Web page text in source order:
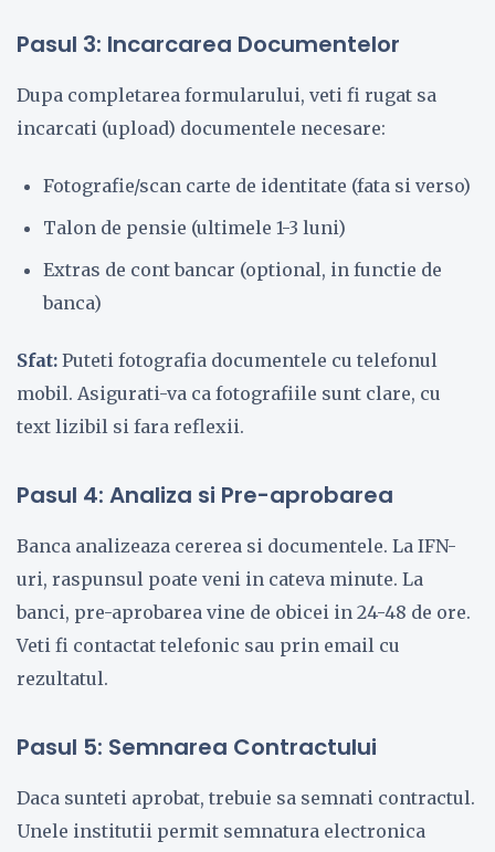
Pasul 3: Incarcarea Documentelor
Dupa completarea formularului, veti fi rugat sa
incarcati (upload) documentele necesare:
Fotografie/scan carte de identitate (fata si verso)
Talon de pensie (ultimele 1-3 luni)
Extras de cont bancar (optional, in functie de
banca)
Sfat: Puteti fotografia documentele cu telefonul
mobil. Asigurati-va ca fotografiile sunt clare, cu
text lizibil si fara reflexii.
Pasul 4: Analiza si Pre-aprobarea
Banca analizeaza cererea si documentele. La IFN-
uri, raspunsul poate veni in cateva minute. La
banci, pre-aprobarea vine de obicei in 24-48 de ore.
Veti fi contactat telefonic sau prin email cu
rezultatul.
Pasul 5: Semnarea Contractului
Daca sunteti aprobat, trebuie sa semnati contractul.
Unele institutii permit semnatura electronica